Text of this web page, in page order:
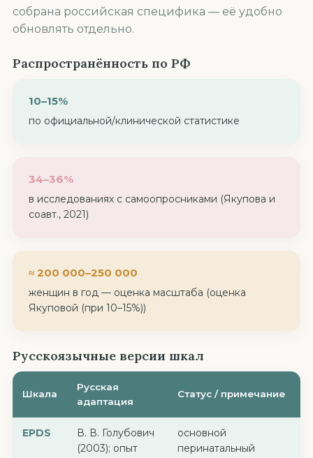
собрана российская специфика — её удобно
обновлять отдельно.
Распространённость по РФ
10–15%
по официальной/клинической статистике
34–36%
в исследованиях с самоопросниками (Якупова и
соавт., 2021)
≈ 200 000–250 000
женщин в год — оценка масштаба (оценка
Якуповой (при 10–15%))
Русскоязычные версии шкал
Шкала
Русская
адаптация
Статус / примечание
EPDS
В. В. Голубович
(2003); опыт
основной
перинатальный